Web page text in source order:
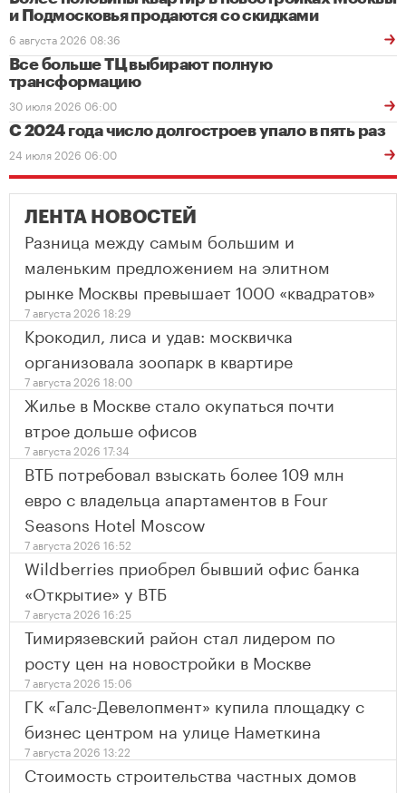
и Подмосковья продаются со скидками
6 августа 2026 08:36
Все больше ТЦ выбирают полную
трансформацию
30 июля 2026 06:00
С 2024 года число долгостроев упало в пять раз
24 июля 2026 06:00
ЛЕНТА НОВОСТЕЙ
Разница между самым большим и
маленьким предложением на элитном
рынке Москвы превышает 1000 «квадратов»
7 августа 2026 18:29
Крокодил, лиса и удав: москвичка
организовала зоопарк в квартире
7 августа 2026 18:00
Жилье в Москве стало окупаться почти
втрое дольше офисов
7 августа 2026 17:34
ВТБ потребовал взыскать более 109 млн
евро с владельца апартаментов в Four
Seasons Hotel Moscow
7 августа 2026 16:52
Wildberries приобрел бывший офис банка
«Открытие» у ВТБ
7 августа 2026 16:25
Тимирязевский район стал лидером по
росту цен на новостройки в Москве
7 августа 2026 15:06
ГК «Галс-Девелопмент» купила площадку с
бизнес центром на улице Наметкина
7 августа 2026 13:22
Стоимость строительства частных домов